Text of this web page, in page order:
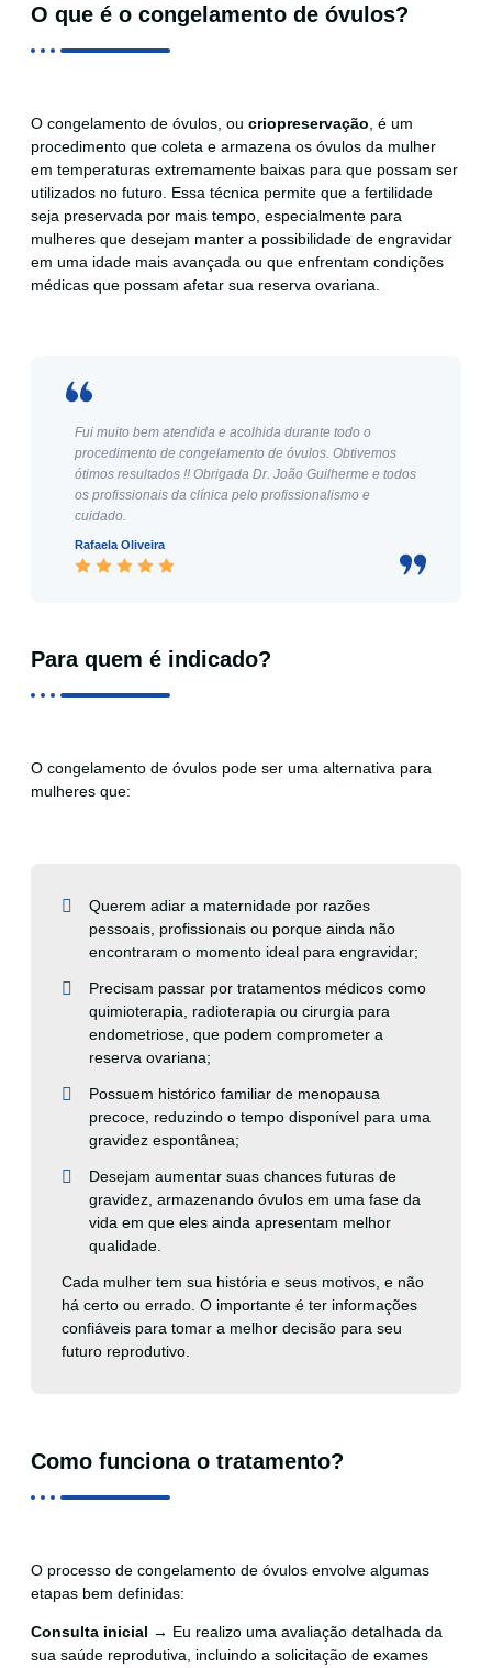
O que é o congelamento de óvulos?
O congelamento de óvulos, ou criopreservação , é um
procedimento que coleta e armazena os óvulos da mulher
em temperaturas extremamente baixas para que possam ser
utilizados no futuro. Essa técnica permite que a fertilidade
seja preservada por mais tempo, especialmente para
mulheres que desejam manter a possibilidade de engravidar
em uma idade mais avançada ou que enfrentam condições
médicas que possam afetar sua reserva ovariana.
Fui muito bem atendida e acolhida durante todo o
procedimento de congelamento de óvulos. Obtivemos
ótimos resultados !! Obrigada Dr. João Guilherme e todos
os profissionais da clínica pelo profissionalismo e
cuidado.
Rafaela Oliveira
Para quem é indicado?
O congelamento de óvulos pode ser uma alternativa para
mulheres que:
Querem adiar a maternidade por razões
pessoais, profissionais ou porque ainda não
encontraram o momento ideal para engravidar;
Precisam passar por tratamentos médicos como
quimioterapia, radioterapia ou cirurgia para
endometriose, que podem comprometer a
reserva ovariana;
Possuem histórico familiar de menopausa
precoce, reduzindo o tempo disponível para uma
gravidez espontânea;
Desejam aumentar suas chances futuras de
gravidez, armazenando óvulos em uma fase da
vida em que eles ainda apresentam melhor
qualidade.
Cada mulher tem sua história e seus motivos, e não
há certo ou errado. O importante é ter informações
confiáveis para tomar a melhor decisão para seu
futuro reprodutivo.
Como funciona o tratamento?
O processo de congelamento de óvulos envolve algumas
etapas bem definidas:
Consulta inicial → Eu realizo uma avaliação detalhada da
sua saúde reprodutiva, incluindo a solicitação de exames